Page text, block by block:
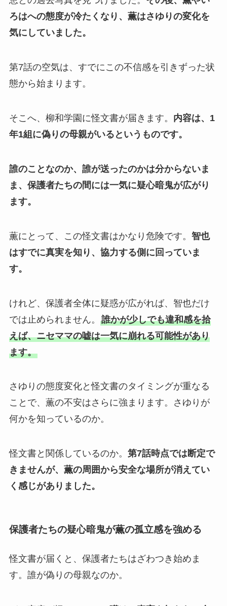
ろはへの態度が冷たくなり、薫はさゆりの変化を
気にしていました。
第7話の空気は、すでにこの不信感を引きずった状
態から始まります。
そこへ、柳和学園に怪文書が届きます。 内容は、1
年1組に偽りの母親がいるというものです。
誰のことなのか、誰が送ったのかは分からないま
ま、保護者たちの間には一気に疑心暗鬼が広がり
ます。
薫にとって、この怪文書はかなり危険です。 智也
はすでに真実を知り、協力する側に回っていま
す。
けれど、保護者全体に疑惑が広がれば、智也だけ
では止められません。 誰かが少しでも違和感を拾
えば、ニセママの嘘は一気に崩れる可能性があり
ます。
さゆりの態度変化と怪文書のタイミングが重なる
ことで、薫の不安はさらに強まります。さゆりが
何かを知っているのか。
怪文書と関係しているのか。 第7話時点では断定で
きませんが、薫の周囲から安全な場所が消えてい
く感じがありました。
保護者たちの疑心暗鬼が薫の孤立感を強める
怪文書が届くと、保護者たちはざわつき始めま
す。誰が偽りの母親なのか。